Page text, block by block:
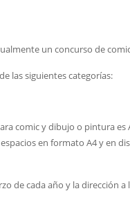
un concurso de
las siguientes categorías:
comic y dibujo o pintura es
en formato A4 y en
de cada año y la dirección